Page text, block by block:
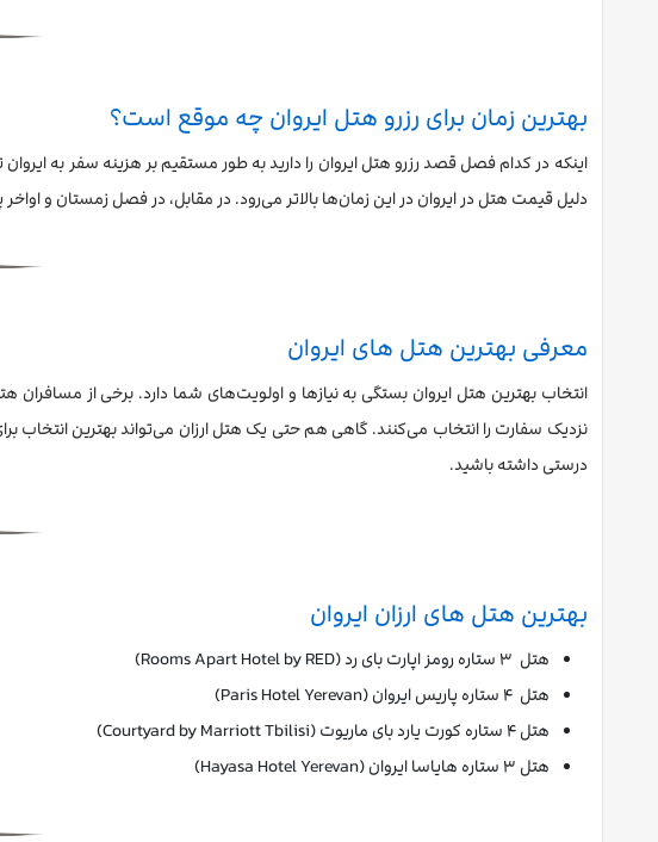
بهترین زمان برای رزرو هتل ایروان چه موقع است؟
اینکه در کدام فصل قصد رزرو هتل ایروان را دارید به طور مستقیم بر هزینه سفر به
دلیل قیمت هتل در ایروان در این زمان‌ها بالاتر می‌رود. در مقابل، در فصل زمستان و
معرفی بهترین هتل های ایروان
انتخاب بهترین هتل ایروان بستگی به نیازها و اولویت‌های شما دارد. برخی از
نزدیک سفارت را انتخاب می‌کنند. گاهی هم حتی یک هتل ارزان می‌تواند بهترین انتخاب
درستی داشته باشید.
بهترین هتل های ارزان ایروان
هتل ۳ ستاره رومز اپارت بای رد (Rooms Apart Hotel by RED)
هتل ۴ ستاره پاریس ایروان (Paris Hotel Yerevan)
هتل ۴ ستاره کورت یارد بای ماریوت (Courtyard by Marriott Tbilisi)
هتل ۳ ستاره هایاسا ایروان (Hayasa Hotel Yerevan)